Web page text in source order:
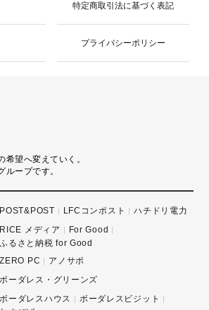
特定商取引法に基づく表記
プライバシーポリシー
希望へ変えていく。
ループです。
POST&POST LFCコンポスト ハチドリ電力
RICE メディア
For Good
ふるさと納税 for Good
ZERO PC アノサポ
ボーダレス・グリーンズ
ボーダレスハウス
ボーダレスビジット